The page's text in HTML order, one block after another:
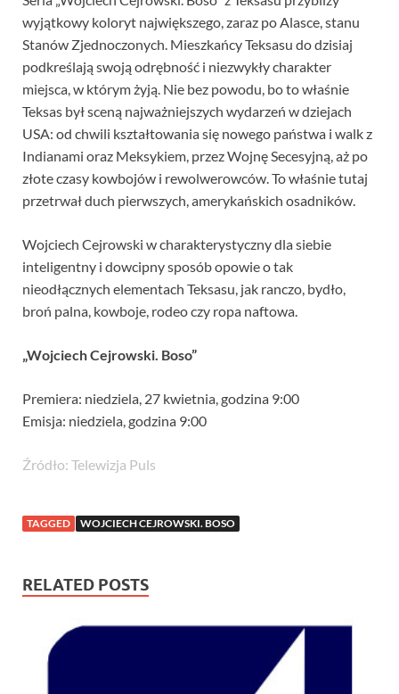
wyjątkowy koloryt największego, zaraz po Alasce, stanu
Stanów Zjednoczonych. Mieszkańcy Teksasu do dzisiaj
podkreślają swoją odrębność i niezwykły charakter
miejsca, w którym żyją. Nie bez powodu, bo to właśnie
Teksas był sceną najważniejszych wydarzeń w dziejach
USA: od chwili kształtowania się nowego państwa i walk z
Indianami oraz Meksykiem, przez Wojnę Secesyjną, aż po
złote czasy kowbojów i rewolwerowców. To właśnie tutaj
przetrwał duch pierwszych, amerykańskich osadników.
Wojciech Cejrowski w charakterystyczny dla siebie
inteligentny i dowcipny sposób opowie o tak
nieodłącznych elementach Teksasu, jak ranczo, bydło,
broń palna, kowboje, rodeo czy ropa naftowa.
„Wojciech Cejrowski. Boso”
Premiera: niedziela, 27 kwietnia, godzina 9:00
Emisja: niedziela, godzina 9:00
Źródło: Telewizja Puls
TAGGED WOJCIECH CEJROWSKI. BOSO
RELATED POSTS